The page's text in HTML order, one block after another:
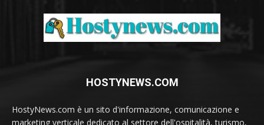
HOSTYNEWS.COM
HostyNews.com è un sito d'informazione, comunicazione e
marketing verticale dedicato al settore dell'ospitalità, turismo,